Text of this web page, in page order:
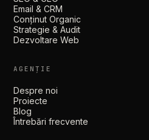
Email & CRM
Conținut Organic
Strategie & Audit
Dezvoltare Web
AGENȚIE
Despre noi
Proiecte
Blog
Întrebări frecvente